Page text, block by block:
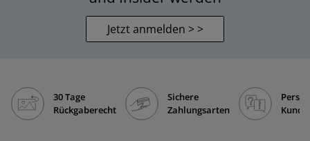
Jetzt anmelden > >
30 Tage
Rückgaberecht
Sichere
Zahlungsarten